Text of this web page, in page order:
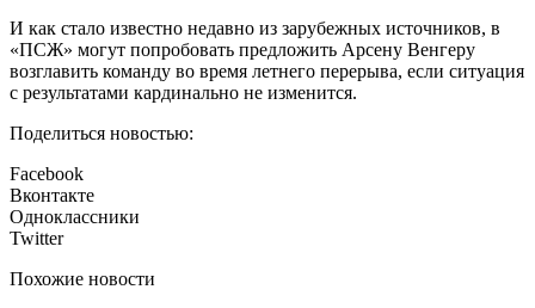
И как стало известно недавно из зарубежных источников, в
«ПСЖ» могут попробовать предложить Арсену Венгеру
возглавить команду во время летнего перерыва, если ситуация
с результатами кардинально не изменится.
Поделиться новостью:
Facebook
Вконтакте
Одноклассники
Twitter
Похожие новости